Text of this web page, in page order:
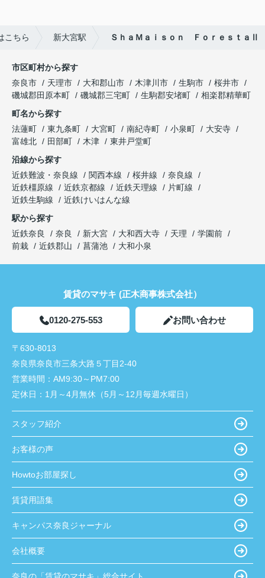
こちら 新大宮駅 ＳｈａＭａｉｓｏｎ ＦｏｒｅｓｔａⅡ
市区町村から探す
奈良市
天理市 大和郡山市 木津川市 生駒市
桜井市
磯城郡田原本町
磯城郡三宅町 生駒郡安堵町
相楽郡精華町
町名から探す
法蓮町
東九条町 大宮町 南紀寺町 小泉町
大安寺
富雄北
田部町 木津
東井戸堂町
沿線から探す
近鉄難波・奈良線
関西本線 桜井線
奈良線
近鉄橿原線
近鉄京都線 近鉄天理線
片町線
近鉄生駒線
近鉄けいはんな線
駅から探す
近鉄奈良
奈良 新大宮 大和西大寺 天理
学園前
前栽
近鉄郡山 菖蒲池 大和小泉
賃貸のマサキ (正木商事株式会社）
0120-275-553 お問い合わせ
〒630-8013
奈良県奈良市三条大路５丁目2-40
営業時間： AM9:30～PM7:00
定休日： 1月～4月無休（5月～12月毎週水曜日）
スタッフ紹介
お客様の声
Howtoお部屋探し
賃貸用語集
キャンパス奈良ジャーナル
会社概要